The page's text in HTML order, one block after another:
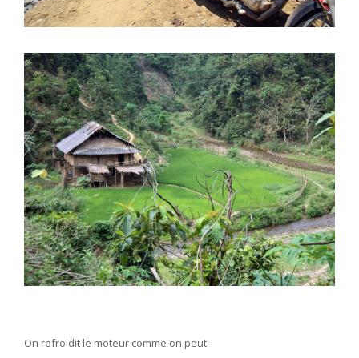
On refroidit le moteur comme on peut